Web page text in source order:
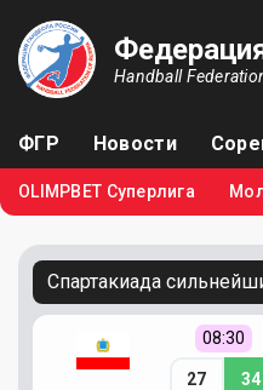
Handball
ФГР Новости
OLIMPBET Суперлига
Спартакиада
08:30
27 34